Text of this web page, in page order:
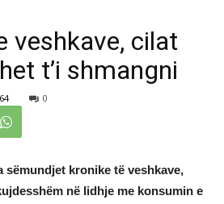
veshkave, cilat
t’i shmangni
0
sëmundjet kronike të veshkave,
në lidhje me konsumin e